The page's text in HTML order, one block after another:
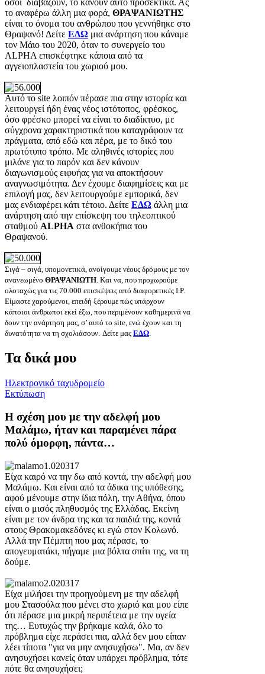
όσοι διαβάζουν, το κάνουν αυτό προσεκτικά. Ας
το αναφέρω άλλη μια φορά, ΘΡΑΨΑΝΙΩΤΗΣ
είναι το όνομα του ανθρώπου που γεννήθηκε στο
Θραψανό! Δείτε ΕΔΩ μια ανάρτηση που κάναμε
τον Μάιο του 2020, όταν το συνεργείο του
ALPHA επισκέφτηκε κάποια από τα
αγγειοπλαστεία του χωριού μου.
Αυτό το site λοιπόν πέρασε πια στην ιστορία και
λειτουργεί ήδη ένας νέος ιστότοπος, φρέσκος,
όσο φρέσκο μπορεί να είναι το διαδίκτυο, με
σύγχρονα χαρακτηριστικά που καταγράφουν τα
πράγματα, από εδώ και πέρα, με το δικό του
πρωτότυπο τρόπο. Με αληθινές ιστορίες που
μιλάνε για το παρόν και δεν κάνουν
διαγωνισμούς ειφυήας για να αποκτήσουν
αναγνωσιμότητα. Δεν έχουμε διαφημίσεις και με
επιλογή μας, δεν λειτουργούμε εμπορικά, δεν
μας ενδιαφέρει κάτι τέτοιο. Δείτε ΕΔΩ άλλη μια
ανάρτηση από την επίσκεψη του τηλεοπτικού
σταθμού ALPHA στα ανθοκήπια του
Θραψανού.
Σιγά – σιγά, υπομονετικά, ανοίγουμε νέους δρόμους με τον
ανανεωμένο ΘΡΑΨΑΝΙΩΤΗ. Και να, που προχωρούμε
ολοταχώς για τις 70.000 επισκέψεις από διαφορετικές Ι.Ρ.
Είμαστε χαρούμενοι, επειδή ξέρουμε πώς υπάρχουν
κάποιοι άνθρωποι εκεί έξω, που περιμένoυν καθημερινά να
δουν την ανάρτηση μας, σ’ αυτό τo site, ενώ έχουν και τη
δυνατότητα να τη σχολιάσουν. Δείτε μας ΕΔΩ.
Τα δικά μου
Ηλεκτρονικό ταχυδρομείο
Εκτύπωση
Η σχέση μου με την αδελφή μου
Μαλάμω, ήταν και παραμένει πάρα
πολύ όμορφη, πάντα…
Είχα καιρό να την δω από κοντά, την αδελφή μου
Μαλάμω. Και είναι από τα άδικα της υπόθεσης,
αφού μένουμε στην ίδια πόλη, την Αθήνα, όπου
είναι ο μισός πληθυσμός της Ελλάδας. Εκείνη
είναι με τον άνδρα της και τα παιδιά της, κοντά
στους Θρακομακεδόνες κι εγώ στον Κολωνό.
Αλλά την Πέμπτη που μας πέρασε, το
απογευματάκι, πήγαμε μια βόλτα σπίτι της, να τη
δούμε.
Είχα μιλήσει την προηγούμενη με την αδελφή
μου Στασούλα που μένει στο χωριό και μου είπε
ότι πέρασε μια μικρή περιπέτεια με την υγεία
της… Ευτυχώς την βρήκαμε καλά, όλο το
πρόβλημα είχε περάσει πια, αλλά δεν μου είπαν
λέει τίποτα "για να μην ανησυχήσω". Μα, αν δεν
ανησυχήσει κανείς όταν υπάρχει πρόβλημα, τότε
πότε θα ανησυχήσει;